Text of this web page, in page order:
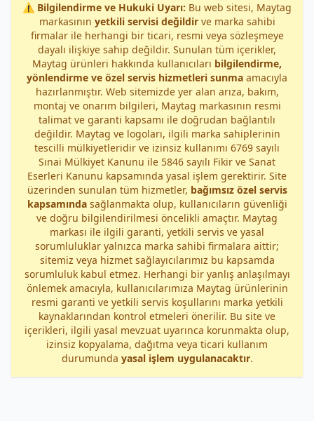
⚠️ Bilgilendirme ve Hukuki Uyarı: Bu web sitesi, Maytag
markasının yetkili servisi değildirve marka sahibi
firmalar ile herhangi bir ticari, resmi veya sözleşmeye
dayalı ilişkiye sahip değildir. Sunulan tüm içerikler,
Maytag ürünleri hakkında kullanıcıları bilgilendirme,
yönlendirme ve özel servis hizmetleri sunma amacıyla
hazırlanmıştır. Web sitemizde yer alan arıza, bakım,
montaj ve onarım bilgileri, Maytag markasının resmi
talimat ve garanti kapsamı ile doğrudan bağlantılı
değildir. Maytag ve logoları, ilgili marka sahiplerinin
tescilli mülkiyetleridir ve izinsiz kullanımı 6769 sayılı
Sınai Mülkiyet Kanunu ile 5846 sayılı Fikir ve Sanat
Eserleri Kanunu kapsamında yasal işlem gerektirir. Site
üzerinden sunulan tüm hizmetler, bağımsız özel servis
kapsamındasağlanmakta olup, kullanıcıların güvenliği
ve doğru bilgilendirilmesi öncelikli amaçtır. Maytag
markası ile ilgili garanti, yetkili servis ve yasal
sorumluluklar yalnızca marka sahibi firmalara aittir;
sitemiz veya hizmet sağlayıcılarımız bu kapsamda
sorumluluk kabul etmez. Herhangi bir yanlış anlaşılmayı
önlemek amacıyla, kullanıcılarımıza Maytag ürünlerinin
resmi garanti ve yetkili servis koşullarını marka yetkili
kaynaklarından kontrol etmeleri önerilir. Bu site ve
içerikleri, ilgili yasal mevzuat uyarınca korunmakta olup,
izinsiz kopyalama, dağıtma veya ticari kullanım
durumunda yasal işlem uygulanacaktır.